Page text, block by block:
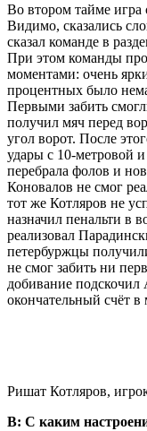
Во втором тайме игра
Видимо, сказались
сказал команде в
При этом команды
моментами: очень
процентных было
Первыми забить
получил мяч перед
угол ворот. После
удары с 10-метровой
перебрала фолов и
Коновалов не смог
тот же Котляров не
назначил пенальти в
реализовал
петербуржцы
не смог забить ни
добивание
окончательный счёт в
Ришат Котляров,
В: С каким